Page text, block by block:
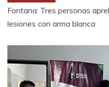
Fontana: Tres personas
lesiones con arma blanca